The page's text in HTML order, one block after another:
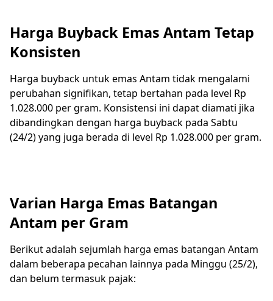
Harga Buyback Emas Antam Tetap
Konsisten
Harga buyback untuk emas Antam tidak mengalami
perubahan signifikan, tetap bertahan pada level Rp
1.028.000 per gram. Konsistensi ini dapat diamati jika
dibandingkan dengan harga buyback pada Sabtu
(24/2) yang juga berada di level Rp 1.028.000 per gram.
Varian Harga Emas Batangan
Antam per Gram
Berikut adalah sejumlah harga emas batangan Antam
dalam beberapa pecahan lainnya pada Minggu (25/2),
dan belum termasuk pajak: